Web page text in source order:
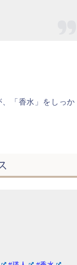
「香水」をしっか